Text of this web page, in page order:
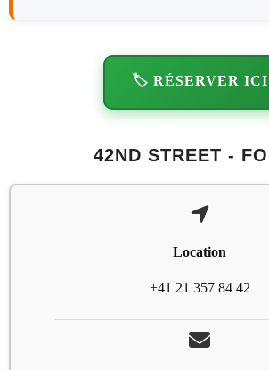
🏷️ RÉSERVER ICI
42ND STREET -
Location
+41 21 357 84 42